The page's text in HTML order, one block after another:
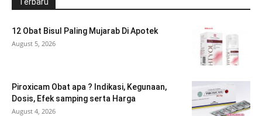
12 Obat Bisul Paling Mujarab Di Apotek
August 5, 2026
Piroxicam Obat apa ? Indikasi, Kegunaan,
Dosis, Efek samping serta Harga
August 4, 2026